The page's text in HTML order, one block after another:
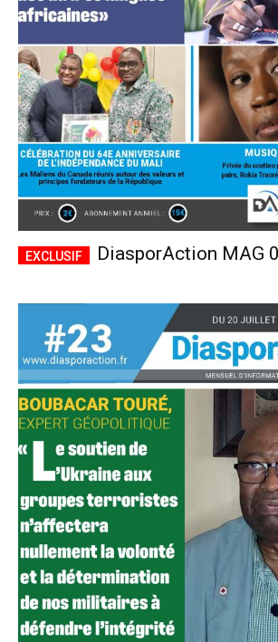
DiasporAction MAG